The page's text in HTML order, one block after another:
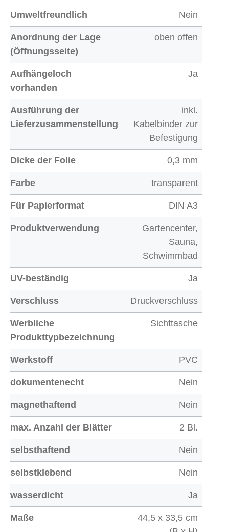
Umweltfreundlich Nein
Anordnung der Lage
(Öffnungsseite)
oben offen
Aufhängeloch
vorhanden
Ja
Ausführung der
Lieferzusammenstellung
inkl.
Kabelbinder zur
Befestigung
Dicke der Folie 0,3 mm
Farbe transparent
Für Papierformat DIN A3
Produktverwendung
Gartencenter,
Sauna,
Schwimmbad
UV-beständig Ja
Verschluss Druckverschluss
Werbliche
Produkttypbezeichnung
Sichttasche
Werkstoff PVC
dokumentenecht Nein
magnethaftend Nein
max. Anzahl der Blätter 2 Bl.
selbsthaftend Nein
selbstklebend Nein
wasserdicht Ja
Maße
44,5 x 33,5 cm